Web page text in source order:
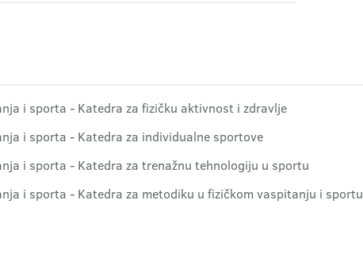
i sporta - Katedra za fizičku aktivnost i zdravlje
i sporta - Katedra za individualne sportove
i sporta - Katedra za trenažnu tehnologiju u sportu
i sporta - Katedra za metodiku u fizičkom vaspitanju i sportu